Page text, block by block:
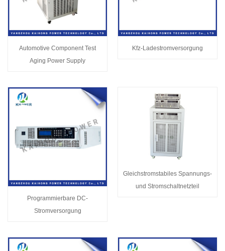
Automotive Component Test
Aging Power Supply
Kfz-Ladestromversorgung
Programmierbare DC-
Stromversorgung
Gleichstromstabiles Spannungs-
und Stromschaltnetzteil